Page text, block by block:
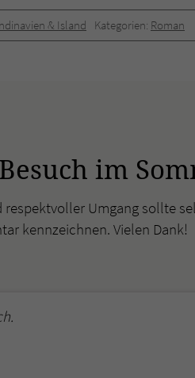
& Island Kategorien: Roman
im
respektvoller Umgang sollte
kennzeichnen. Vielen Dank!